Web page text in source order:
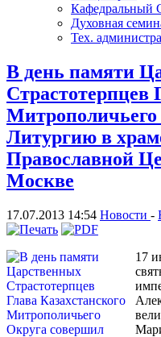
Кафедральный
Духовная
Тех.
В день памяти
Страстотерпцев
Литургию в
Православной
Москве
17.07.2013 14:54 Новости -
17